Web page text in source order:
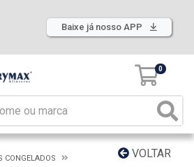
Baixe já nosso APP
0
VOLTAR
CONGELADOS